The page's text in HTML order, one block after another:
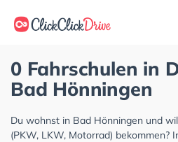
0 Fahrschulen in
Bad Hönningen
Du wohnst in Bad Hönningen und
(PKW, LKW, Motorrad) bekommen?